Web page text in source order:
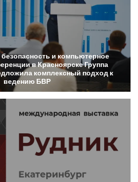
безопасность и компьютерное
вКрасноярскеГруппа
комплексный подход к
ведению БВР